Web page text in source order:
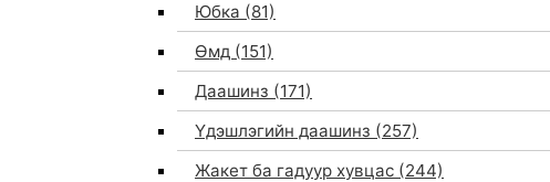
Юбка (81)
Өмд (151)
Даашинз (171)
Үдэшлэгийн даашинз (257)
Жакет ба гадуур хувцас (244)